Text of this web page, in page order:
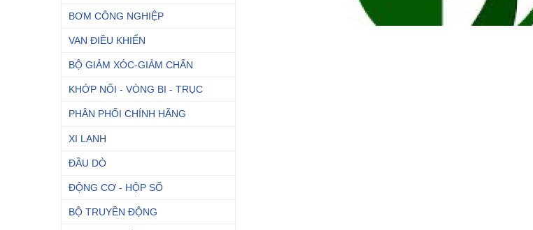
BƠM CÔNG NGHIỆP
VAN ĐIỀU KHIỂN
BỘ GIẢM XÓC-GIẢM CHẤN
KHỚP NỐI - VÒNG BI - TRỤC
PHÂN PHỐI CHÍNH HÃNG
XI LANH
ĐẦU DÒ
ĐỘNG CƠ - HỘP SỐ
BỘ TRUYỀN ĐỘNG